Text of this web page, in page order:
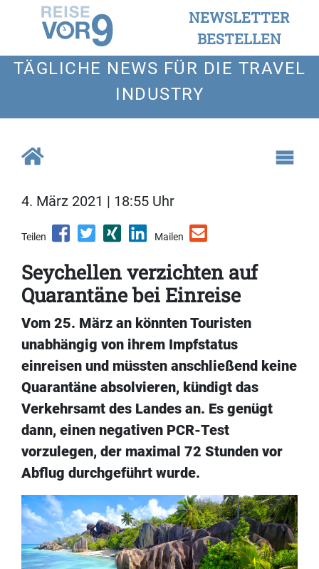
NEWSLETTER
BESTELLEN
TÄGLICHE NEWS FÜR DIE TRAVEL
INDUSTRY
4. März 2021 | 18:55 Uhr
Teilen Mailen
Seychellen verzichten auf
Quarantäne bei Einreise
Vom 25. März an könnten Touristen
unabhängig von ihrem Impfstatus
einreisen und müssten anschließend keine
Quarantäne absolvieren, kündigt das
Verkehrsamt des Landes an. Es genügt
dann, einen negativen PCR-Test
vorzulegen, der maximal 72 Stunden vor
Abflug durchgeführt wurde.